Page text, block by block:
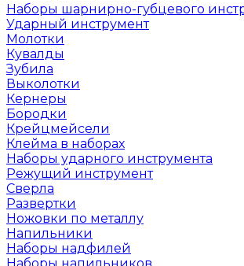
Наборы шарнирно-губцевого
Ударный инструмент
Молотки
Кувалды
Зубила
Выколотки
Кернеры
Бородки
Крейцмейсели
Клейма в наборах
Наборы ударного инструмента
Режущий инструмент
Сверла
Развертки
Ножовки по металлу
Напильники
Наборы надфилей